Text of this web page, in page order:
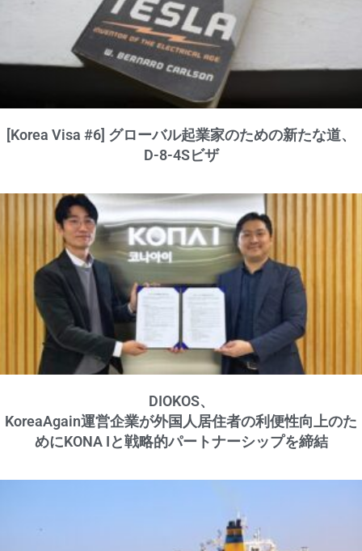
[Korea Visa #6] グローバル起業家のための新たな道、
D-8-4Sビザ
DIOKOS、
KoreaAgain運営企業が外国人居住者の利便性向上のた
めにKONA Iと戦略的パートナーシップを締結